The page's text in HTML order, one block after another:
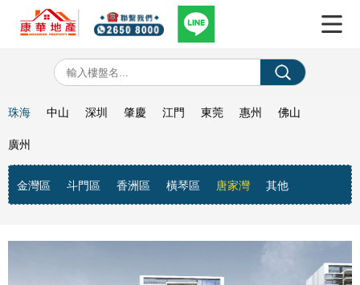
珠海
金灣區 斗門區 香洲區 橫琴區 唐家灣 其他
中山 深圳 肇慶 江門 東莞 惠州 佛山
廣州